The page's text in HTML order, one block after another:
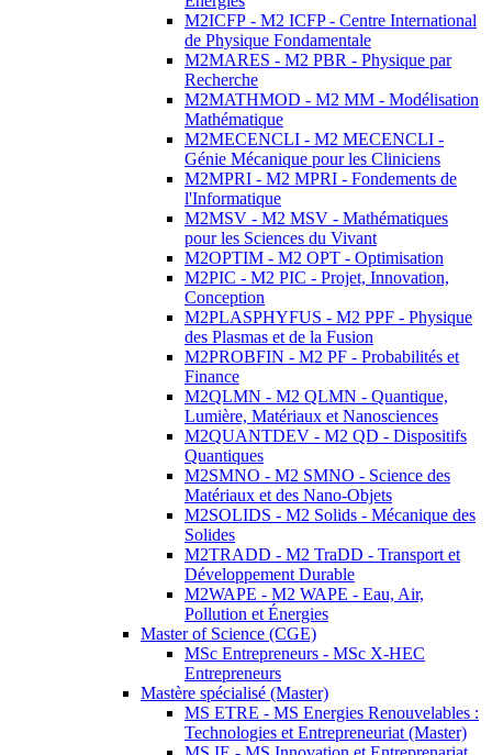
M2ICFP - M2 ICFP - Centre International
de Physique Fondamentale
M2MARES - M2 PBR - Physique par
Recherche
M2MATHMOD - M2 MM - Modélisation
Mathématique
M2MECENCLI - M2 MECENCLI -
Génie Mécanique pour les Cliniciens
M2MPRI - M2 MPRI - Fondements de
l'Informatique
M2MSV - M2 MSV - Mathématiques
pour les Sciences du Vivant
M2OPTIM - M2 OPT - Optimisation
M2PIC - M2 PIC - Projet, Innovation,
Conception
M2PLASPHYFUS - M2 PPF - Physique
des Plasmas et de la Fusion
M2PROBFIN - M2 PF - Probabilités et
Finance
M2QLMN - M2 QLMN - Quantique,
Lumière, Matériaux et Nanosciences
M2QUANTDEV - M2 QD - Dispositifs
Quantiques
M2SMNO - M2 SMNO - Science des
Matériaux et des Nano-Objets
M2SOLIDS - M2 Solids - Mécanique des
Solides
M2TRADD - M2 TraDD - Transport et
Développement Durable
M2WAPE - M2 WAPE - Eau, Air,
Pollution et Énergies
Master of Science (CGE)
MSc Entrepreneurs - MSc X-HEC
Entrepreneurs
Mastère spécialisé (Master)
MS ETRE - MS Energies Renouvelables :
Technologies et Entrepreneuriat (Master)